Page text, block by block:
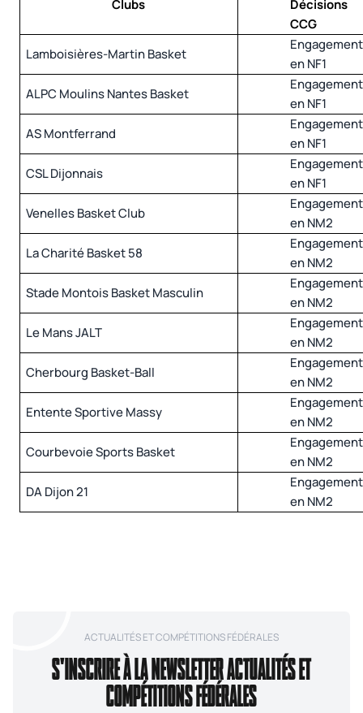
Clubs
Décisions
CCG
Lamboisières-Martin Basket
Engagement
en NF1
ALPC Moulins Nantes Basket
Engagement
en NF1
AS Montferrand
Engagement
en NF1
CSL Dijonnais
Engagement
en NF1
Venelles Basket Club
Engagement
en NM2
La Charité Basket 58
Engagement
en NM2
Stade Montois Basket Masculin
Engagement
en NM2
Le Mans JALT
Engagement
en NM2
Cherbourg Basket-Ball
Engagement
en NM2
Entente Sportive Massy
Engagement
en NM2
Courbevoie Sports Basket
Engagement
en NM2
DA Dijon 21
Engagement
en NM2
ACTUALITÉS ET COMPÉTITIONS FÉDÉRALES
S'INSCRIRE À LA NEWSLETTER ACTUALITÉS ET
COMPÉTITIONS FÉDÉRALES